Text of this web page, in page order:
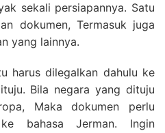
sekali persiapannya. Satu
dokumen, Termasuk juga
yang lainnya.
harus dilegalkan dahulu ke
Bila negara yang dituju
Maka dokumen perlu
bahasa Jerman. Ingin